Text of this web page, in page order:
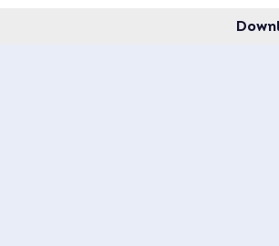
siehe aktuelles Datenblatt.